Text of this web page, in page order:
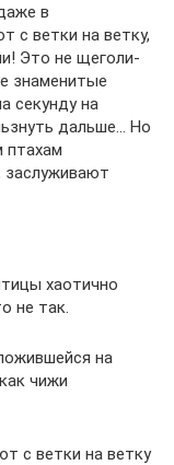
в
с ветки на ветку,
Это не щеголи-
знаменитые
секунду на
дальше… Но
птахам
заслуживают
хаотично
не так.
на
чижи
с ветки на ветку